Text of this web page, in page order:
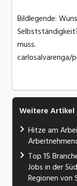
Bildlegende:
carlosalvarenga/
Weitere Artikel
Hitze am
Top 15
Jobs in der
Regionen von